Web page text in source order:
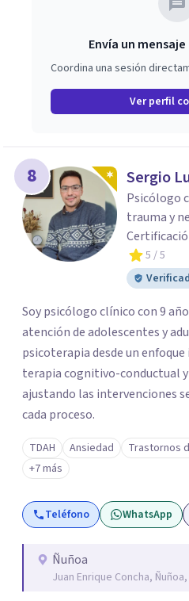
Envía un
Coordina una sesión
Ver perfil
8 Sergio
Psicólogo
trauma y
5 / 5
Soy psicólogo clínico con 9
atención de adolescentes y
psicoterapia desde un
terapia cognitivo-conductual
ajustando las intervenciones
cada proceso.
TDAH Ansiedad
Trastornos
+7 más
Teléfono WhatsApp
Ñuñoa
Juan Enrique Concha,